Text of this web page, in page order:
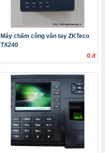
Máy chấm công vân tay ZKTeco
TX240
0 đ